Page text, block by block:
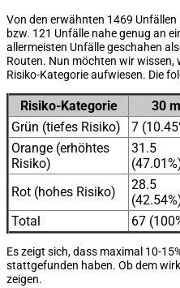
Von den erwähnten 1469
bzw. 121 Unfälle nahe genug an
allermeisten Unfälle geschahen
Routen. Nun möchten wir wissen,
Risiko-Kategorie aufwiesen. Die
Risiko-Kategorie 30 m
Grün (tiefes Risiko)
7
Orange (erhöhtes
Risiko)
31.5
Rot (hohes Risiko)
28.5
Total
67
Es zeigt sich, dass maximal 10-
stattgefunden haben. Ob dem
zeigen.